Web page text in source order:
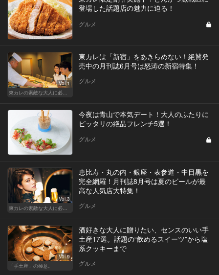
登場した話題店の魅力に迫る！
グルメ
Vol.1
東カレの素敵な大人に必要なこと
東カレは「新宿」をあきらめない！絶賛発
売中の月刊誌6月号は怒涛の新宿特集！
グルメ
今夜は青山で本気デート！大人のふたりに
ピッタリの絶品フレンチ5選！
グルメ
Vol.3
東カレの素敵な大人に必要なこと
恵比寿・丸の内・銀座・表参道・中目黒を
完全網羅！月刊誌8月号は夏のビールが最
高な人気店大特集！
グルメ
Vol.9
「手土産」の極意。
酒好きな大人に贈りたい、センスのいい手
土産17選。話題の“飲めるスイーツ”から塩
系クッキーまで
グルメ